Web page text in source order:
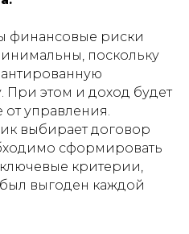
финансовые риски
поскольку
При этом и доход будет
от управления.
выбирает договор
сформировать
критерии,
выгоден каждой